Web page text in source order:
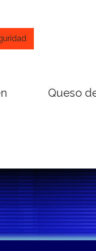
Queso